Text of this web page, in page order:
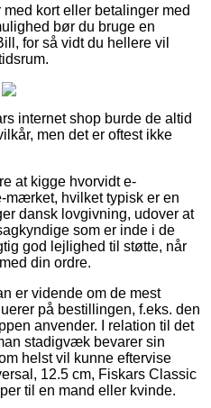
kort eller betalinger med
bør du bruge en
for så vidt du hellere vil
internet shop burde de altid
men det er oftest ikke
at kigge hvorvidt e-
mærket, hvilket typisk er en
dansk lovgivning, udover at
som er inde i de
god lejlighed til støtte, når
din ordre.
er vidende om de mest
på bestillingen, f.eks. den
anvender. I relation til det
stadigvæk bevarer sin
helst vil kunne eftervise
12.5 cm, Fiskars Classic
til en mand eller kvinde.